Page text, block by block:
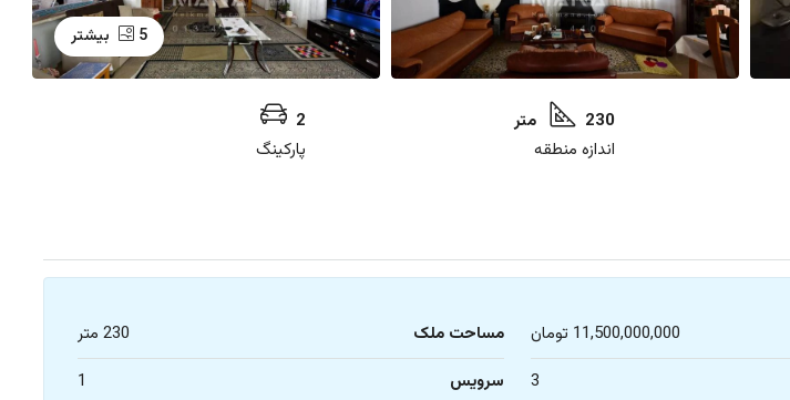
5 بیشتر
230 متر
اندازه منطقه
2
پارکینگ
11,500,000,000 تومان مساحت ملک
230 متر
3 سرویس
1